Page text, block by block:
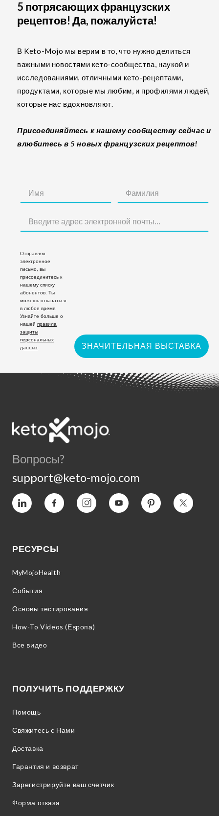
5 потрясающих французских
рецептов! Да, пожалуйста!
В Keto-Mojo мы верим в то, что нужно делиться
важными новостями кето-сообщества, наукой и
исследованиями, отличными кето-рецептами,
продуктами, которые мы любим, и профилями людей,
которые нас вдохновляют.
Присоединяйтесь к нашему сообществу сейчас и
влюбитесь в 5 новых французских рецептов!
Отправляя
электронное
письмо, вы
присоединитесь к
нашему списку
абонентов. Ты
можешь отказаться
в любое время.
Узнайте больше о
нашей правила
защиты
персональных
данных
ЗНАЧИТЕЛЬНАЯ ВЫСТАВКА
Вопросы?
support@keto-mojo.com
Vimeo Facebook InstagramYouTube ПинтересTwitter
РЕСУРСЫ
MyMojoHealth
События
Основы тестирования
How-To Videos (Европа)
Все видео
ПОЛУЧИТЬ ПОДДЕРЖКУ
Помощь
Свяжитесь с Нами
Доставка
Гарантия и возврат
Зарегистрируйте ваш счетчик
Форма отказа